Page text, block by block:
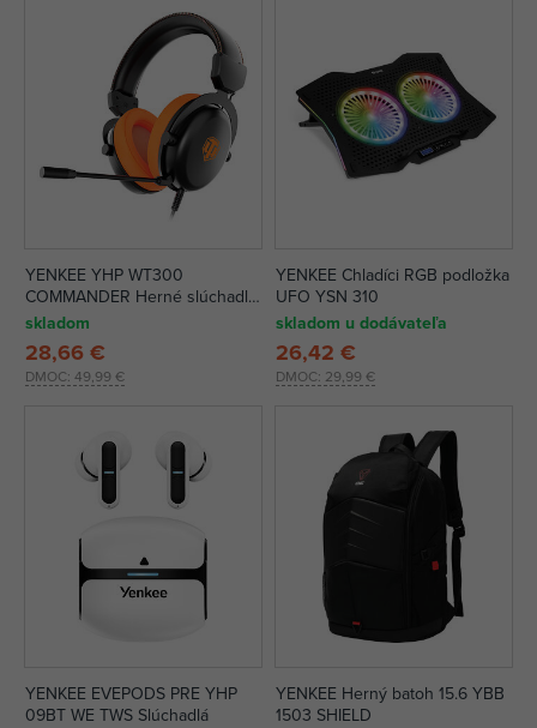
YENKEE YHP WT300
COMMANDER Herné slúchadlá
USB
skladom
DMOC: 49,99 €
28,66 €
YENKEE Chladíci RGB podložka
UFO YSN 310
skladom u dodávateľa
DMOC: 29,99 €
26,42 €
YENKEE EVEPODS PRE YHP
09BT WE TWS Slúchadlá
YENKEE Herný batoh 15.6 YBB
1503 SHIELD